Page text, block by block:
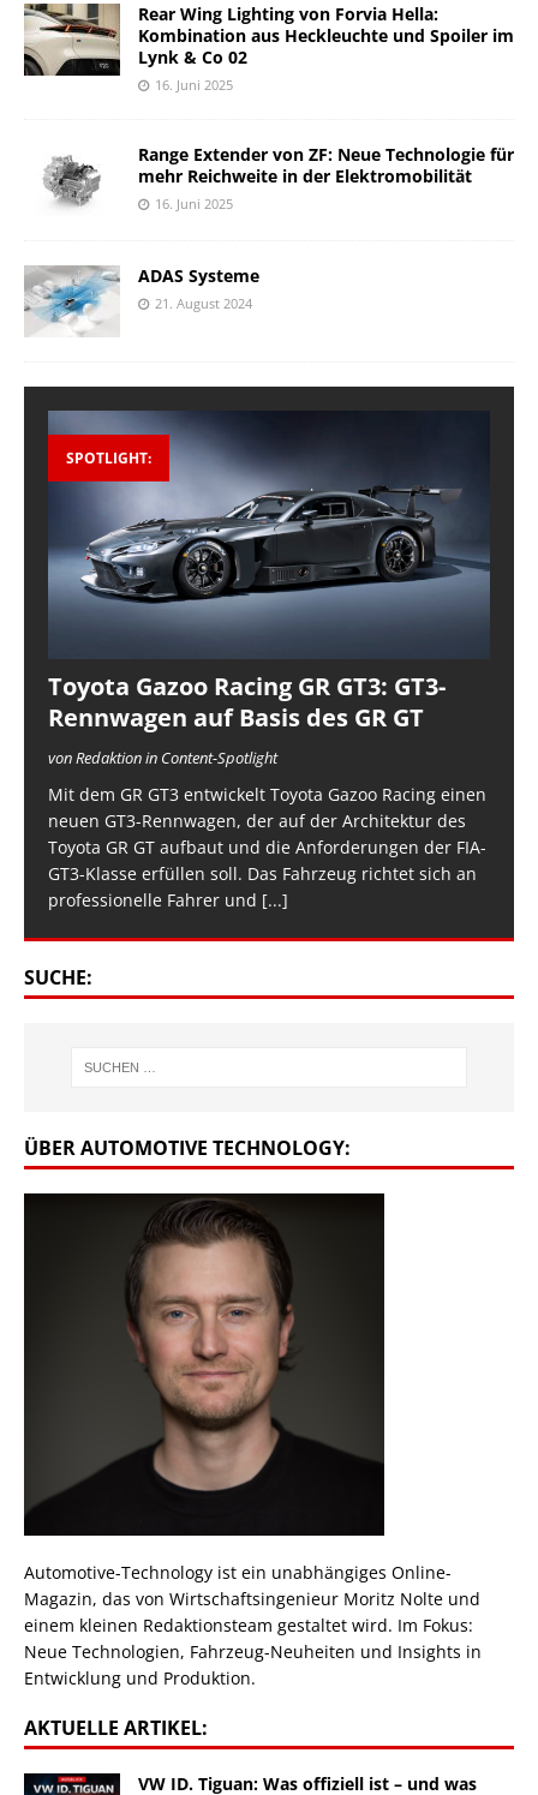
Rear Wing Lighting von Forvia Hella:
Kombination aus Heckleuchte und Spoiler im
Lynk & Co 02
16. Juni 2025
Range Extender von ZF: Neue Technologie für
mehr Reichweite in der Elektromobilität
16. Juni 2025
ADAS Systeme
21. August 2024
SPOTLIGHT:
Toyota Gazoo Racing GR GT3: GT3-
Rennwagen auf Basis des GR GT
von Redaktion in Content-Spotlight
Mit dem GR GT3 entwickelt Toyota Gazoo Racing einen
neuen GT3-Rennwagen, der auf der Architektur des
Toyota GR GT aufbaut und die Anforderungen der FIA-
GT3-Klasse erfüllen soll. Das Fahrzeug richtet sich an
professionelle Fahrer und [...]
SUCHE:
ÜBER AUTOMOTIVE TECHNOLOGY:
Automotive-Technology ist ein unabhängiges Online-
Magazin, das von Wirtschaftsingenieur Moritz Nolte und
einem kleinen Redaktionsteam gestaltet wird. Im Fokus:
Neue Technologien, Fahrzeug-Neuheiten und Insights in
Entwicklung und Produktion.
AKTUELLE ARTIKEL:
VW ID. Tiguan: Was offiziell ist – und was